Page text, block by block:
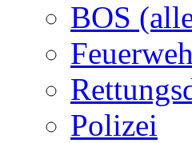
BOS
Polizei